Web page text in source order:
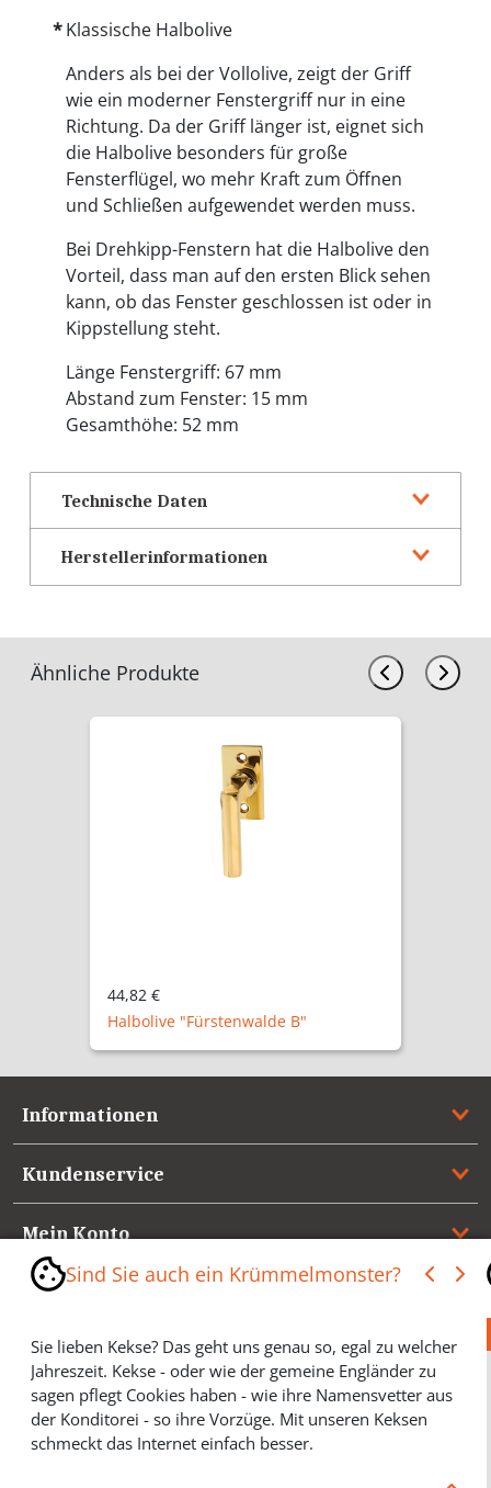
Klassische Halbolive
Anders als bei der Vollolive, zeigt der Griff
wie ein moderner Fenstergriff nur in eine
Richtung. Da der Griff länger ist, eignet sich
die Halbolive besonders für große
Fensterflügel, wo mehr Kraft zum Öffnen
und Schließen aufgewendet werden muss.
Bei Drehkipp-Fenstern hat die Halbolive den
Vorteil, dass man auf den ersten Blick sehen
kann, ob das Fenster geschlossen ist oder in
Kippstellung steht.
Länge Fenstergriff: 67 mm
Abstand zum Fenster: 15 mm
Gesamthöhe: 52 mm
Technische Daten
Herstellerinformationen
Ähnliche Produkte
44,82 €
Halbolive "Fürstenwalde B"
Informationen
Kundenservice
Mein Konto
Referenzen
Medienspiegel & Presseinformationen
*** Vertrag widerrufen ***
Sind Sie auch ein Krümmelmonster?
Sie lieben Kekse? Das geht uns genau so, egal zu welcher
Jahreszeit. Kekse - oder wie der gemeine Engländer zu
sagen pflegt Cookies haben - wie ihre Namensvetter aus
der Konditorei - so ihre Vorzüge. Mit unseren Keksen
schmeckt das Internet einfach besser.
Cookies helfen Ihnen, Ihre gewünschten Artikel schneller